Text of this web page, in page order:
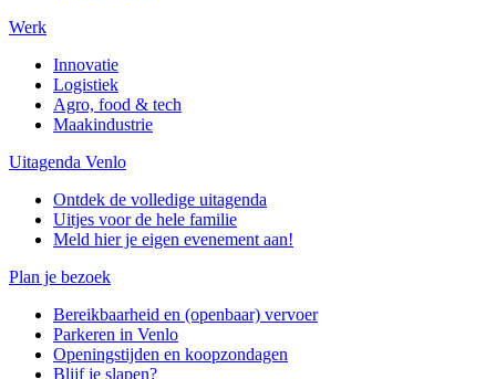
Werk
Innovatie
Logistiek
Agro, food & tech
Maakindustrie
Uitagenda Venlo
Ontdek de volledige uitagenda
Uitjes voor de hele familie
Meld hier je eigen evenement aan!
Plan je bezoek
Bereikbaarheid en (openbaar) vervoer
Parkeren in Venlo
Openingstijden en koopzondagen
Blijf je slapen?